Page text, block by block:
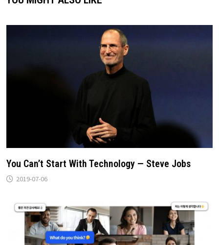
You Can’t Start With Technology — Steve Jobs
2019-07-06